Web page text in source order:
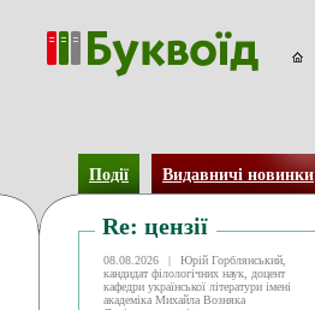
Події Видавничі новинки
Re: цензії
08.08.2026 |
Юрій Горблянський,
кандидат філологічних наук, доцент
кафедри української літератури імені
академіка Михайла Возняка